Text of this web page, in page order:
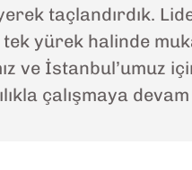
taçlandırdık.
tek yürek halinde
ve İstanbul’umuz
çalışmaya